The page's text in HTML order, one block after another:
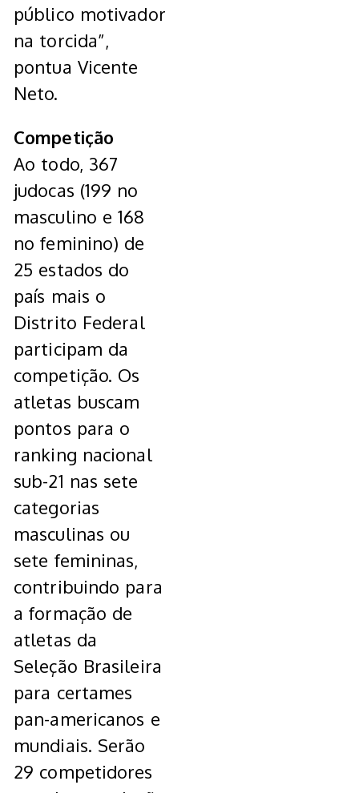
público motivador
na torcida”,
pontua Vicente
Neto.
Competição
Ao todo, 367
judocas (199 no
masculino e 168
no feminino) de
25 estados do
país mais o
Distrito Federal
participam da
competição. Os
atletas buscam
pontos para o
ranking nacional
sub-21 nas sete
categorias
masculinas ou
sete femininas,
contribuindo para
a formação de
atletas da
Seleção Brasileira
para certames
pan-americanos e
mundiais. Serão
29 competidores